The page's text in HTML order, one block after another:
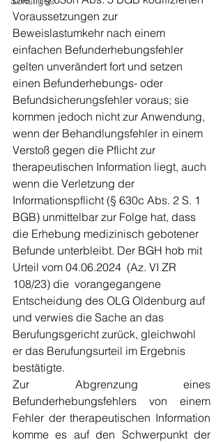
Voraussetzungen zur
Beweislastumkehr nach einem
einfachen Befunderhebungsfehler
gelten unverändert fort und setzen
einen Befunderhebungs- oder
Befundsicherungsfehler voraus; sie
kommen jedoch nicht zur Anwendung,
wenn der Behandlungsfehler in einem
Verstoß gegen die Pflicht zur
therapeutischen Information liegt, auch
wenn die Verletzung der
Informationspflicht (§ 630c Abs. 2 S. 1
BGB) unmittelbar zur Folge hat, dass
die Erhebung medizinisch gebotener
Befunde unterbleibt. Der BGH hob mit
Urteil vom 04.06.2024  (Az. VI ZR
108/23) die  vorangegangene
Entscheidung des OLG Oldenburg auf
und verwies die Sache an das
Berufungsgericht zurück, gleichwohl
er das Berufungsurteil im Ergebnis
bestätigte.
Zur Abgrenzung eines
Befunderhebungsfehlers von einem
Fehler der therapeutischen Information
komme es auf den Schwerpunkt der